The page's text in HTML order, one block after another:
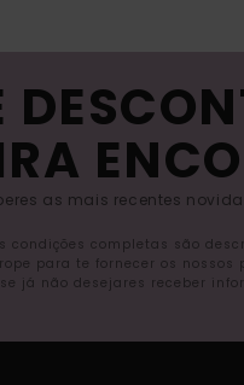
as mais recentes
completas são
para te fornecer os
já não desejares receber